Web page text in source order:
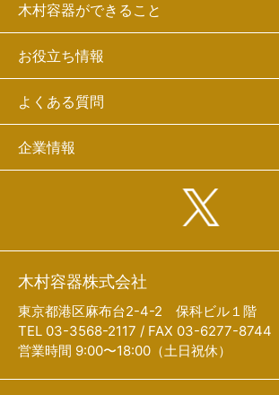
木村容器ができること
お役立ち情報
よくある質問
企業情報
木村容器株式会社
東京都港区麻布台2-4-2 保科ビル１階
TEL 03-3568-2117 / FAX 03-6277-8744
営業時間 9:00〜18:00（土日祝休）